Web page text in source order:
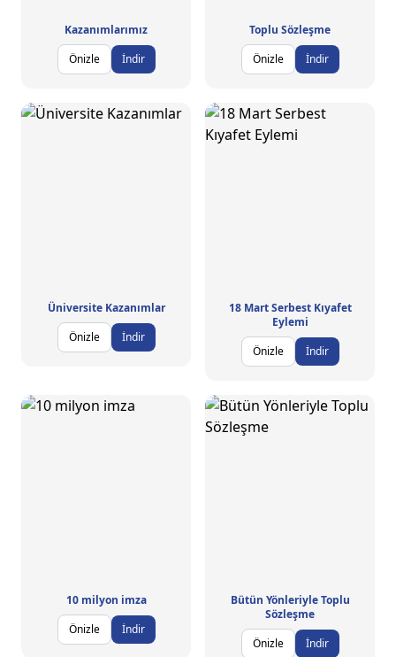
Kazanımlarımız
Önizle
İndir
Toplu Sözleşme
Önizle
İndir
Üniversite Kazanımlar
Önizle
İndir
18 Mart Serbest Kıyafet
Eylemi
Önizle
İndir
10 milyon imza
Önizle
İndir
Bütün Yönleriyle Toplu
Sözleşme
Önizle
İndir